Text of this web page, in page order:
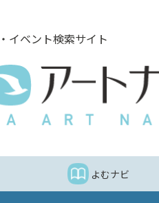
イベント検索サイト
よむナビ